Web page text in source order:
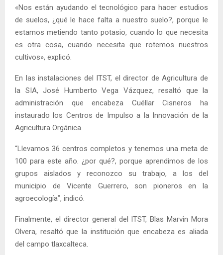
«Nos están ayudando el tecnológico para hacer estudios
de suelos, ¿qué le hace falta a nuestro suelo?, porque le
estamos metiendo tanto potasio, cuando lo que necesita
es otra cosa, cuando necesita que rotemos nuestros
cultivos», explicó.
En las instalaciones del ITST, el director de Agricultura de
la SIA, José Humberto Vega Vázquez, resaltó que la
administración que encabeza Cuéllar Cisneros ha
instaurado los Centros de Impulso a la Innovación de la
Agricultura Orgánica.
“Llevamos 36 centros completos y tenemos una meta de
100 para este año. ¿por qué?, porque aprendimos de los
grupos aislados y reconozco su trabajo, a los del
municipio de Vicente Guerrero, son pioneros en la
agroecología”, indicó.
Finalmente, el director general del ITST, Blas Marvin Mora
Olvera, resaltó que la institución que encabeza es aliada
del campo tlaxcalteca.